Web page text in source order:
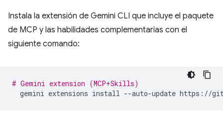
Instala la extensión de Gemini CLI que incluye el paquete
de MCP y las habilidades complementarias con el
siguiente comando:
# Gemini extension (MCP+Skills)
gemini extensions install --auto-update